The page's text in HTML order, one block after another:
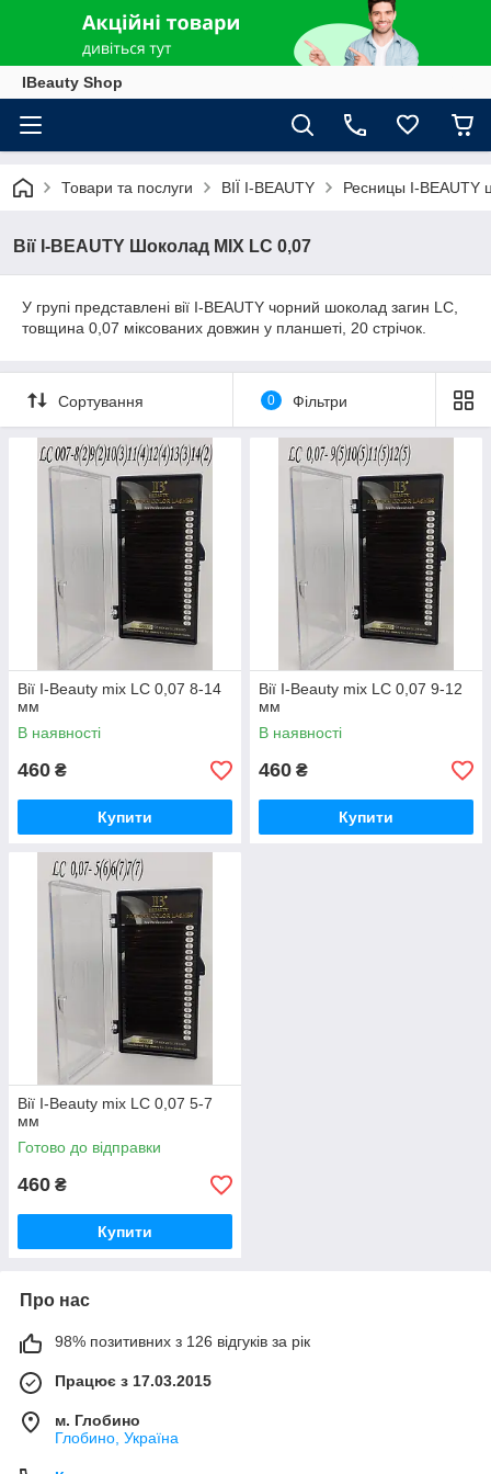
IBeauty Shop
Товари та послуги ВІЇ I-BEAUTY Ресницы I-BEAUTY
Вії I-BEAUTY Шоколад MIX LC 0,07
У групі представлені вії I-BEAUTY чорний шоколад загин LC,
товщина 0,07 міксованих довжин у планшеті, 20 стрічок.
Сортування 0 Фільтри
Вії I-Beauty mix LC 0,07 8-14
мм
В наявності
460 ₴
Купити
Вії I-Beauty mix LC 0,07 9-12
мм
В наявності
460 ₴
Купити
Вії I-Beauty mix LC 0,07 5-7
мм
Готово до відправки
460 ₴
Купити
Про нас
98% позитивних з 126 відгуків за рік
Працює з 17.03.2015
м. Глобино
Глобино, Україна